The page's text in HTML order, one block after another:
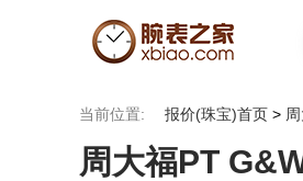
当前位置: 报价(珠宝)首页 >
周大福PT